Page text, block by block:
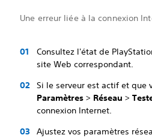
Une erreur liée à la connexion
Consultez l'état de
site Web correspondant.
Si le serveur est actif et que
Paramètres > Réseau >
connexion Internet.
Ajustez vos paramètres